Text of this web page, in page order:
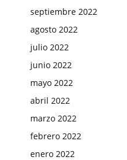
septiembre 2022
agosto 2022
julio 2022
junio 2022
mayo 2022
abril 2022
marzo 2022
febrero 2022
enero 2022